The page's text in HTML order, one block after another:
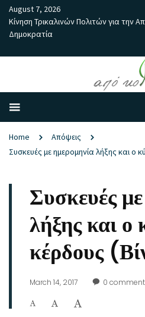
August 7, 2026
Κίνηση Τρικαλινών Πολιτών για την
Δημοκρατία
Home
Απόψεις
Συσκευές με ημερομηνία λήξης και ο
Συσκευές
λήξης και ο
κέρδους
March 14, 2017 0